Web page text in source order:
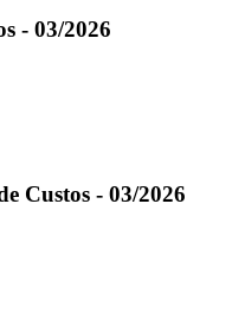
- 03/2026
Custos - 03/2026